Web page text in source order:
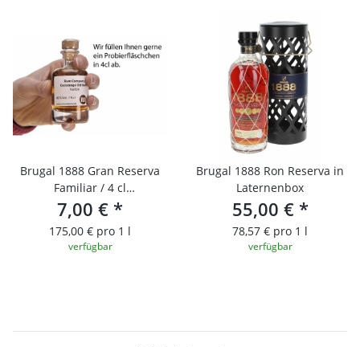
Brugal 1888 Gran Reserva
Familiar / 4 cl
Probierfläschchen
7,00 € *
175,00 € pro 1 l
verfügbar
Brugal 1888 Ron Reserva in
Laternenbox
55,00 € *
78,57 € pro 1 l
verfügbar